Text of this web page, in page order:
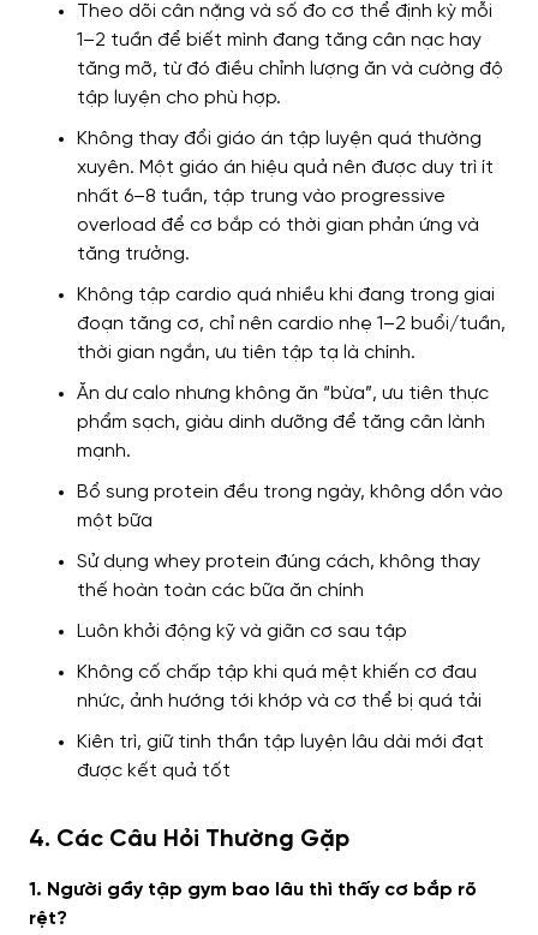
Theo dõi cân nặng và số đo cơ thể định kỳ mỗi
1–2 tuần để biết mình đang tăng cân nạc hay
tăng mỡ, từ đó điều chỉnh lượng ăn và cường độ
tập luyện cho phù hợp.
Không thay đổi giáo án tập luyện quá thường
xuyên. Một giáo án hiệu quả nên được duy trì ít
nhất 6–8 tuần, tập trung vào progressive
overload để cơ bắp có thời gian phản ứng và
tăng trưởng.
Không tập cardio quá nhiều khi đang trong giai
đoạn tăng cơ, chỉ nên cardio nhẹ 1–2 buổi/tuần,
thời gian ngắn, ưu tiên tập tạ là chính.
Ăn dư calo nhưng không ăn “bừa”, ưu tiên thực
phẩm sạch, giàu dinh dưỡng để tăng cân lành
mạnh.
Bổ sung protein đều trong ngày, không dồn vào
một bữa
Sử dụng whey protein đúng cách, không thay
thế hoàn toàn các bữa ăn chính
Luôn khởi động kỹ và giãn cơ sau tập
Không cố chấp tập khi quá mệt khiến cơ đau
nhức, ảnh hướng tới khớp và cơ thể bị quá tải
Kiên trì, giữ tinh thần tập luyện lâu dài mới đạt
được kết quả tốt
4. Các Câu Hỏi Thường Gặp
1. Người gầy tập gym bao lâu thì thấy cơ bắp rõ
rệt?